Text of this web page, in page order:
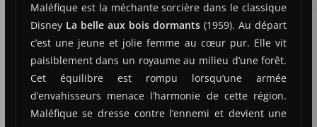
Maléfique est la méchante sorcière dans le classique
Disney La belle aux bois dormants (1959). Au départ
c’est une jeune et jolie femme au cœur pur. Elle vit
paisiblement dans un royaume au milieu d’une forêt.
Cet équilibre est rompu lorsqu’une armée
d’envahisseurs menace l’harmonie de cette région.
Maléfique se dresse contre l’ennemi et devient une